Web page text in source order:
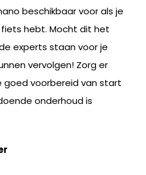
beschikbaar voor als je
hebt. Mocht dit het
experts staan voor je
vervolgen! Zorg er
goed voorbereid van start
onderhoud is